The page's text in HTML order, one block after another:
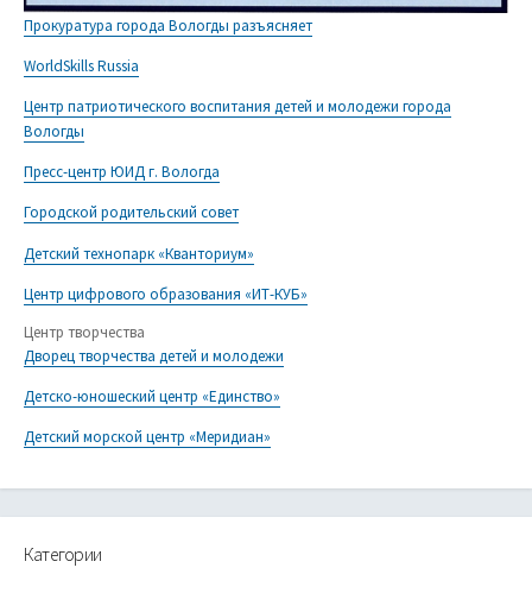
Прокуратура города Вологды разъясняет
WorldSkills Russia
Центр патриотического воспитания детей и молодежи города
Вологды
Пресс-центр ЮИД г. Вологда
Городской родительский совет
Детский технопарк «Кванториум»
Центр цифрового образования «ИТ-КУБ»
Центр творчества
Дворец творчества детей и молодежи
Детско-юношеский центр «Единство»
Детский морской центр «Меридиан»
Категории